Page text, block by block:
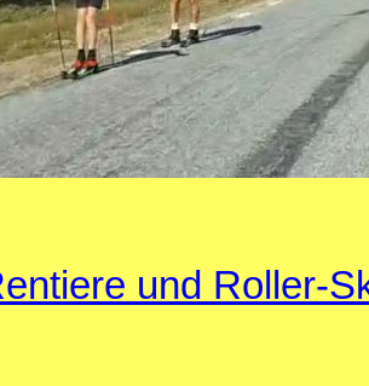
und Roller-